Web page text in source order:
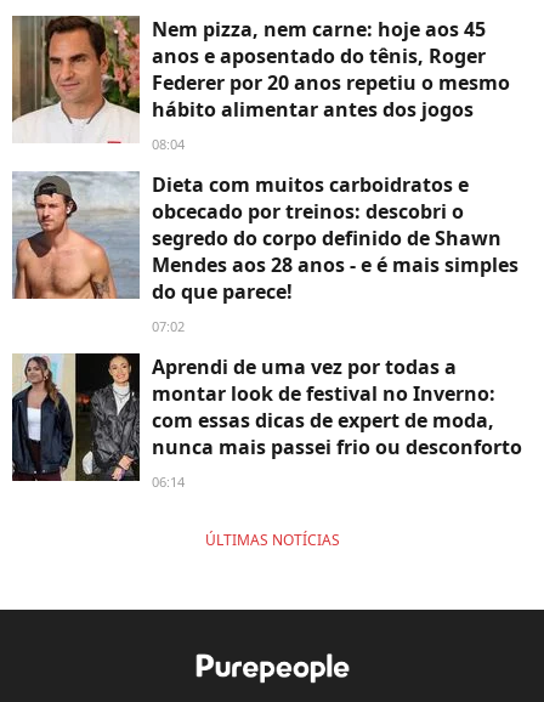
Nem pizza, nem carne: hoje aos 45
anos e aposentado do tênis, Roger
Federer por 20 anos repetiu o mesmo
hábito alimentar antes dos jogos
08:04
Dieta com muitos carboidratos e
obcecado por treinos: descobri o
segredo do corpo definido de Shawn
Mendes aos 28 anos - e é mais simples
do que parece!
07:02
Aprendi de uma vez por todas a
montar look de festival no Inverno:
com essas dicas de expert de moda,
nunca mais passei frio ou desconforto
06:14
ÚLTIMAS NOTÍCIAS